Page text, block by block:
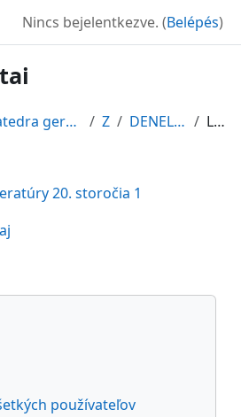
Nincs bejelentkezve. (Belépés)
Katedra germanistiky ZS DENELI20ST1 Leírás
20. storočia 1
používateľov